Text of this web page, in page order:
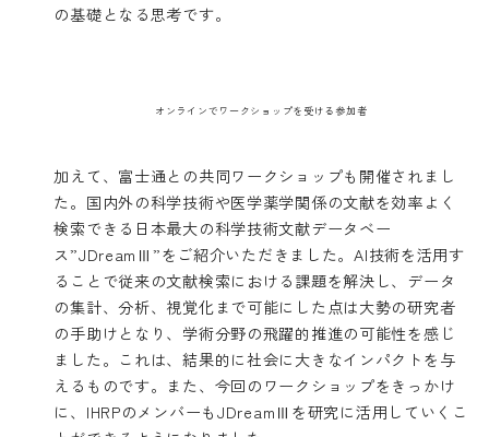
の基礎となる思考です。
オンラインでワークショップを受ける参加者
加えて、富士通との共同ワークショップも開催されまし
た。国内外の科学技術や医学薬学関係の文献を効率よく
検索できる日本最大の科学技術文献データベー
ス”JDreamⅢ”をご紹介いただきました。AI技術を活用す
ることで従来の文献検索における課題を解決し、データ
の集計、分析、視覚化まで可能にした点は大勢の研究者
の手助けとなり、学術分野の飛躍的推進の可能性を感じ
ました。これは、結果的に社会に大きなインパクトを与
えるものです。また、今回のワークショップをきっかけ
に、IHRPのメンバーもJDreamⅢを研究に活用していくこ